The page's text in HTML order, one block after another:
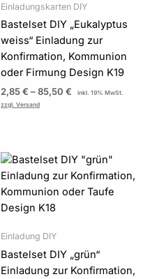
Einladungskarten DIY
Bastelset DIY „Eukalyptus
weiss“ Einladung zur
Konfirmation, Kommunion
oder Firmung Design K19
2,85€ –85,50 €
inkl. 19% MwSt.
zzgl. Versand
Einladung DIY
Bastelset DIY „grün“
Einladung zur Konfirmation,
Preisspanne:
2,85 €
bis
84,00 €